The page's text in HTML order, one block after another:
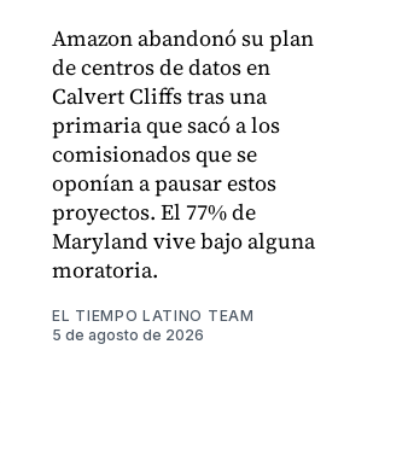
Amazon abandonó su plan
de centros de datos en
Calvert Cliffs tras una
primaria que sacó a los
comisionados que se
oponían a pausar estos
proyectos. El 77% de
Maryland vive bajo alguna
moratoria.
EL TIEMPO LATINO TEAM
5 de agosto de 2026